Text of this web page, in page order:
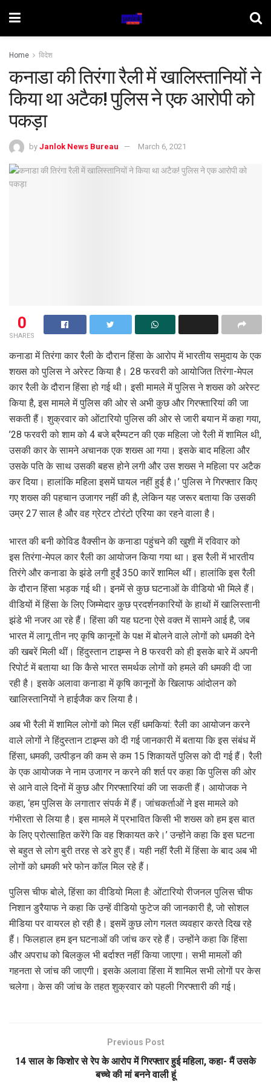
Home विदेश
कनाडा की तिरंगा रैली में खालिस्तानियों ने
किया था अटैक! पुलिस ने एक आरोपी को
पकड़ा
by Janlok News Bureau March 6, 2021
0
SHARES
कनाडा में तिरंगा कार रैली के दौरान हिंसा के आरोप में भारतीय समुदाय के एक
शख्स को पुलिस ने अरेस्ट किया है। 28 फरवरी को आयोजित तिरंगा-मेपल
कार रैली के दौरान हिंसा हो गई थी। इसी मामले में पुलिस ने शख्स को अरेस्ट
किया है, इस मामले में पुलिस की ओर से अभी कुछ और गिरफ्तारियां की जा
सकती हैं। शुक्रवार को ओंटारियो पुलिस की ओर से जारी बयान में कहा गया,
’28 फरवरी को शाम को 4 बजे ब्रैम्पटन की एक महिला जो रैली में शामिल थी,
उसकी कार के सामने अचानक एक शख्स आ गया। इसके बाद महिला और
उसके पति के साथ उसकी बहस होने लगी और उस शख्स ने महिला पर अटैक
कर दिया। हालांकि महिला इसमें घायल नहीं हुई है।’ पुलिस ने गिरफ्तार किए
गए शख्स की पहचान उजागर नहीं की है, लेकिन यह जरूर बताया कि उसकी
उम्र 27 साल है और वह ग्रेटर टोरंटो एरिया का रहने वाला है।
भारत की बनी कोविड वैक्सीन के कनाडा पहुंचने की खुशी में रविवार को
इस तिरंगा-मेपल कार रैली का आयोजन किया गया था। इस रैली में भारतीय
तिरंगे और कनाडा के झंडे लगी हुईं 350 कारें शामिल थीं। हालांकि इस रैली
के दौरान हिंसा भड़क गई थी। इनमें से कुछ घटनाओं के वीडियो भी मिले हैं।
वीडियों में हिंसा के लिए जिम्मेदार कुछ प्रदर्शनकारियों के हाथों में खालिस्तानी
झंडे भी नजर आ रहे हैं। हिंसा की यह घटना ऐसे वक्त में सामने आई है, जब
भारत में लागू तीन नए कृषि कानूनों के पक्ष में बोलने वाले लोगों को धमकी देने
की खबरें मिली थीं। हिंदुस्तान टाइम्स ने 8 फरवरी को ही इसके बारे में अपनी
रिपोर्ट में बताया था कि कैसे भारत समर्थक लोगों को हमले की धमकी दी जा
रही है। इसके अलावा कनाडा में कृषि कानूनों के खिलाफ आंदोलन को
खालिस्तानियों ने हाईजैक कर लिया है।
अब भी रैली में शामिल लोगों को मिल रहीं धमकियां: रैली का आयोजन करने
वाले लोगों ने हिंदुस्तान टाइम्स को दी गई जानकारी में बताया कि इस संबंध में
हिंसा, धमकी, उत्पीड़न की कम से कम 15 शिकायतें पुलिस को दी गई हैं। रैली
के एक आयोजक ने नाम उजागर न करने की शर्त पर कहा कि पुलिस की ओर
से आने वाले दिनों में कुछ और गिरफ्तारियां की जा सकती हैं। आयोजक ने
कहा, ‘हम पुलिस के लगातार संपर्क में हैं। जांचकर्ताओं ने इस मामले को
गंभीरता से लिया है। इस मामले में प्रभावित किसी भी शख्स को हम इस बात
के लिए प्रोत्साहित करेंगे कि वह शिकायत करे।’ उन्होंने कहा कि इस घटना
से बहुत से लोग बुरी तरह से डरे हुए हैं। यही नहीं रैली में हिंसा के बाद अब भी
लोगों को धमकी भरे फोन कॉल मिल रहे हैं।
पुलिस चीफ बोले, हिंसा का वीडियो मिला है: ओंटारियो रीजनल पुलिस चीफ
निशान डुरैयाफ ने कहा कि उन्हें वीडियो फुटेज की जानकारी है, जो सोशल
मीडिया पर वायरल हो रही है। इसमें कुछ लोग गलत व्यवहार करते दिख रहे
हैं। फिलहाल हम इन घटनाओं की जांच कर रहे हैं। उन्होंने कहा कि हिंसा
और अपराध को बिलकुल भी बर्दाश्त नहीं किया जाएगा। सभी मामलों की
गहनता से जांच की जाएगी। इसके अलावा हिंसा में शामिल सभी लोगों पर केस
चलेगा। केस की जांच के तहत शुक्रवार को पहली गिरफ्तारी की गई।
Previous Post
14 साल के किशोर से रेप के आरोप में गिरफ्तार हुई महिला, कहा- मैं उसके
बच्चे की मां बनने वाली हूं